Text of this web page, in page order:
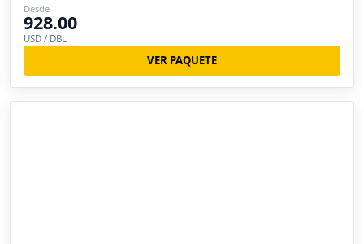
Desde
928.00
USD / DBL
VER PAQUETE